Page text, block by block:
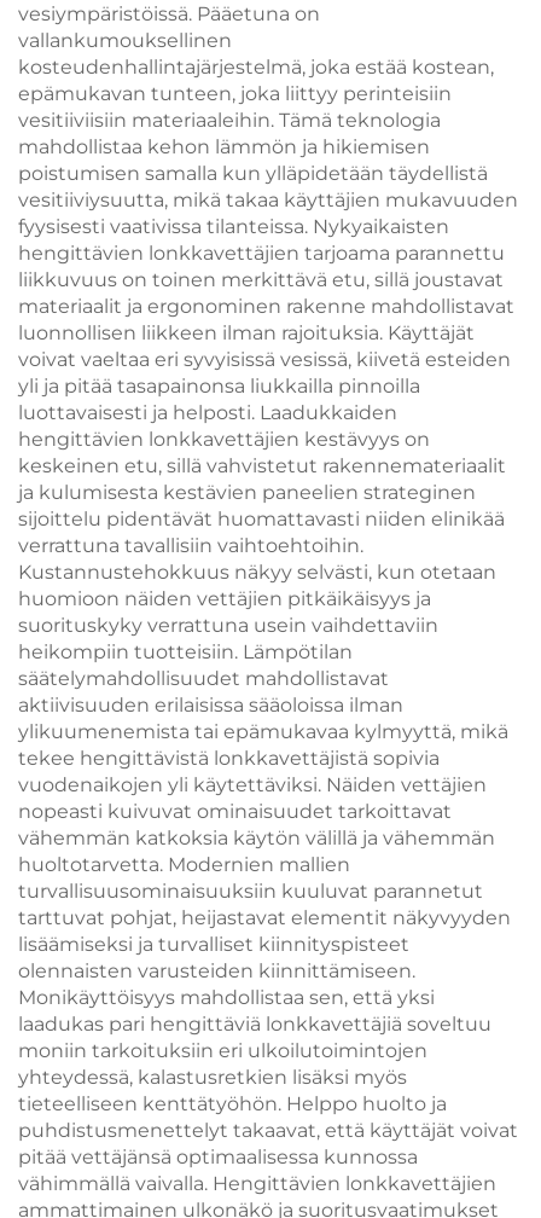
vesiympäristöissä. Pääetuna on
vallankumouksellinen
kosteudenhallintajärjestelmä, joka estää kostean,
epämukavan tunteen, joka liittyy perinteisiin
vesitiiviisiin materiaaleihin. Tämä teknologia
mahdollistaa kehon lämmön ja hikiemisen
poistumisen samalla kun ylläpidetään täydellistä
vesitiiviysuutta, mikä takaa käyttäjien mukavuuden
fyysisesti vaativissa tilanteissa. Nykyaikaisten
hengittävien lonkkavettäjien tarjoama parannettu
liikkuvuus on toinen merkittävä etu, sillä joustavat
materiaalit ja ergonominen rakenne mahdollistavat
luonnollisen liikkeen ilman rajoituksia. Käyttäjät
voivat vaeltaa eri syvyisissä vesissä, kiivetä esteiden
yli ja pitää tasapainonsa liukkailla pinnoilla
luottavaisesti ja helposti. Laadukkaiden
hengittävien lonkkavettäjien kestävyys on
keskeinen etu, sillä vahvistetut rakennemateriaalit
ja kulumisesta kestävien paneelien strateginen
sijoittelu pidentävät huomattavasti niiden elinikää
verrattuna tavallisiin vaihtoehtoihin.
Kustannustehokkuus näkyy selvästi, kun otetaan
huomioon näiden vettäjien pitkäikäisyys ja
suorituskyky verrattuna usein vaihdettaviin
heikompiin tuotteisiin. Lämpötilan
säätelymahdollisuudet mahdollistavat
aktiivisuuden erilaisissa sääoloissa ilman
ylikuumenemista tai epämukavaa kylmyyttä, mikä
tekee hengittävistä lonkkavettäjistä sopivia
vuodenaikojen yli käytettäviksi. Näiden vettäjien
nopeasti kuivuvat ominaisuudet tarkoittavat
vähemmän katkoksia käytön välillä ja vähemmän
huoltotarvetta. Modernien mallien
turvallisuusominaisuuksiin kuuluvat parannetut
tarttuvat pohjat, heijastavat elementit näkyvyyden
lisäämiseksi ja turvalliset kiinnityspisteet
olennaisten varusteiden kiinnittämiseen.
Monikäyttöisyys mahdollistaa sen, että yksi
laadukas pari hengittäviä lonkkavettäjiä soveltuu
moniin tarkoituksiin eri ulkoilutoimintojen
yhteydessä, kalastusretkien lisäksi myös
tieteelliseen kenttätyöhön. Helppo huolto ja
puhdistusmenettelyt takaavat, että käyttäjät voivat
pitää vettäjänsä optimaalisessa kunnossa
vähimmällä vaivalla. Hengittävien lonkkavettäjien
ammattimainen ulkonäkö ja suoritusvaatimukset